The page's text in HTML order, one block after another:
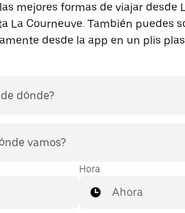
mejores formas de viajar desde
La Courneuve. También puedes
desde la app en un plis
dónde?
vamos?
Hora
Ahora